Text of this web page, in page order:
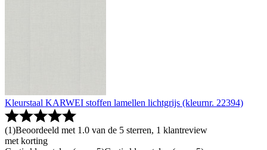
Kleurstaal KARWEI stoffen lamellen lichtgrijs (kleurnr. 22394)
(1)Beoordeeld met 1.0 van de 5 sterren, 1 klantreview
met korting